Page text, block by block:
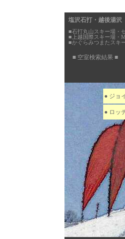
塩沢石打・越後湯
■石打丸山スキー場・
■上越国際スキー場・
■かぐらみつまたスキ
■ 空室検索結果 ■
● ジョ
● ロッ